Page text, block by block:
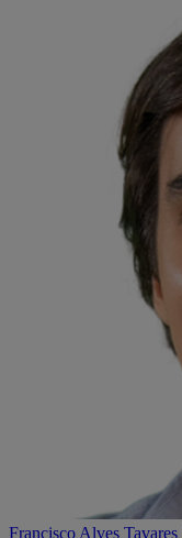
Francisco Alves Tavares